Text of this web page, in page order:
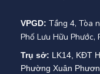
– Hiệu quả:
+ Chế độ xoay chiều:
VPGD: Tầng 4, Tòa
Phố Lưu Hữu Phước,
Trụ sở: LK14, KĐT
Phường Xuân